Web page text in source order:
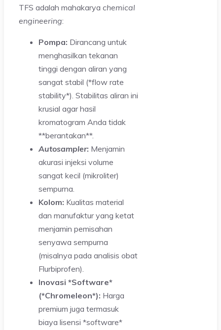
TFS adalah mahakarya chemical
engineering:
Pompa: Dirancang untuk
menghasilkan tekanan
tinggi dengan aliran yang
sangat stabil (*flow rate
stability*). Stabilitas aliran ini
krusial agar hasil
kromatogram Anda tidak
**berantakan**.
Autosampler: Menjamin
akurasi injeksi volume
sangat kecil (mikroliter)
sempurna.
Kolom: Kualitas material
dan manufaktur yang ketat
menjamin pemisahan
senyawa sempurna
(misalnya pada analisis obat
Flurbiprofen).
Inovasi *Software*
(*Chromeleon*): Harga
premium juga termasuk
biaya lisensi *software*